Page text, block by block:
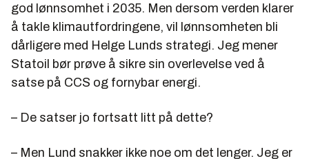
god lønnsomhet i 2035. Men dersom verden klarer
å takle klimautfordringene, vil lønnsomheten bli
dårligere med Helge Lunds strategi. Jeg mener
Statoil bør prøve å sikre sin overlevelse ved å
satse på CCS og fornybar energi.
– De satser jo fortsatt litt på dette?
– Men Lund snakker ikke noe om det lenger. Jeg er